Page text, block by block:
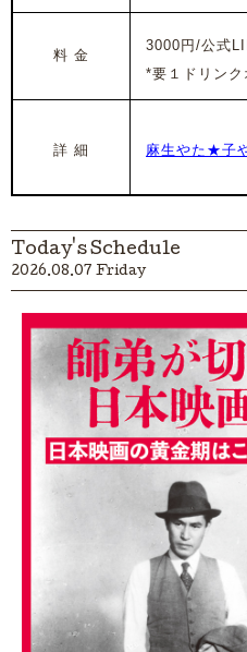
料 金
3000円/公式
*要１ドリンク
詳 細 麻生やた★子
Today's Schedule
2026.08.07 Friday